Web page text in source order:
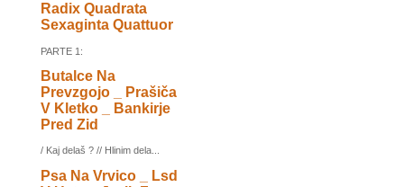
Radix Quadrata
Sexaginta Quattuor
PARTE 1:
Butalce Na
Prevzgojo _ Prašiča
V Kletko _ Bankirje
Pred Zid
/ Kaj delaš ? // Hlinim dela...
Psa Na Vrvico _ Lsd